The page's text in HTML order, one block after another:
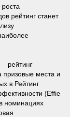
рейтинг станет
– рейтинг
призовые места и
в Рейтинг
(Effie
номинациях